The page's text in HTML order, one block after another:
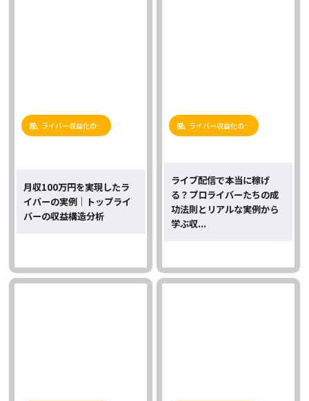
ライバー収益化の…
月収100万円を実現したラ
イバーの実例｜トップライ
バーの収益構造分析
ライバー収益化の…
ライブ配信で本当に稼げ
る？プロライバーたちの成
功法則とリアルな実例から
学ぶ収...